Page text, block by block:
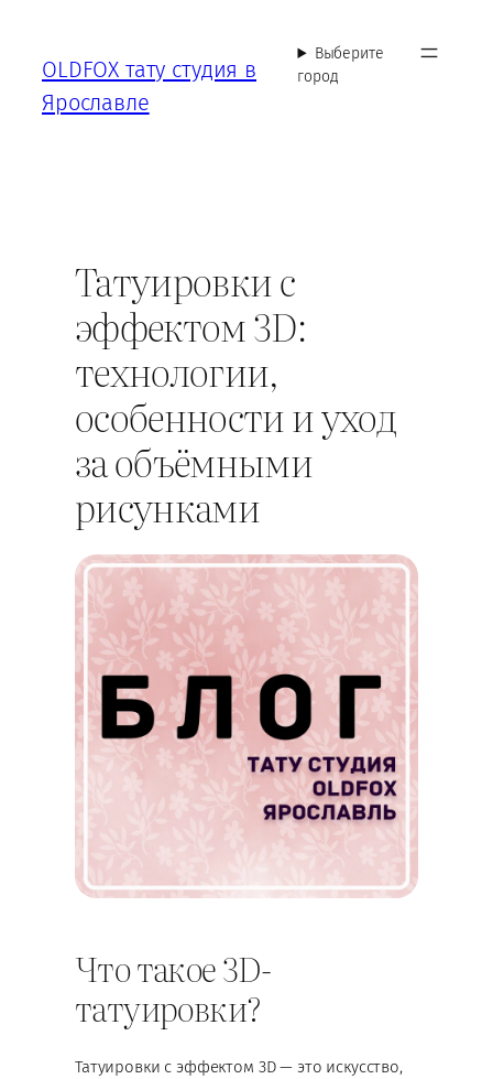
содержимому
OLDFOX тату студия в
Ярославле
Выберите
город
Татуировки с
эффектом 3D:
технологии,
особенности и уход
за объёмными
рисунками
Что такое 3D-
татуировки?
Татуировки с эффектом 3D — это искусство,